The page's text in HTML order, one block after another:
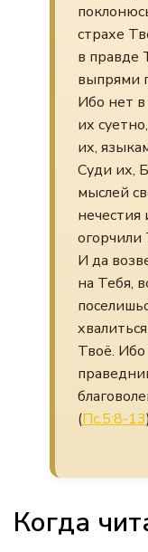
страхе
в правде
выпрями
Ибо нет
их
их,
Суди их,
мыслей
нечестия
огорчили
И да
на Тебя,
Твоё.
(Пс.5:8-13)
Когда